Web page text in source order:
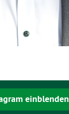
einblenden